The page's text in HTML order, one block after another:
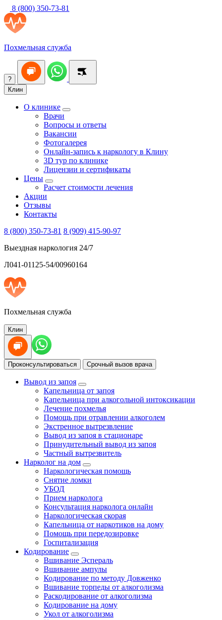
8 (800) 350-73-81
Похмельная служба
?
Клин
О клинике
Врачи
Вопросы и ответы
Вакансии
Фотогалерея
Онлайн-запись к наркологу в Клину
3D тур по клинике
Лицензии и сертификаты
Цены
Расчет стоимости лечения
Акции
Отзывы
Контакты
8 (800) 350-73-81 8 (909) 415-90-97
Выездная наркология 24/7
Л041-01125-54/00960164
Похмельная служба
Клин
Проконсультироваться Срочный вызов врача
Вывод из запоя
Капельница от запоя
Капельница при алкогольной интоксикации
Лечение похмелья
Помощь при отравлении алкоголем
Экстренное вытрезвление
Вывод из запоя в стационаре
Принудительный вывод из запоя
Частный вытрезвитель
Нарколог на дом
Наркологическая помощь
Снятие ломки
УБОД
Прием нарколога
Консультация нарколога онлайн
Наркологическая скорая
Капельница от наркотиков на дому
Помощь при передозировке
Госпитализация
Кодирование
Вшивание Эспераль
Вшивание ампулы
Кодирование по методу Довженко
Вшивание торпеды от алкоголизма
Раскодирование от алкоголизма
Кодирование на дому
Укол от алкоголизма